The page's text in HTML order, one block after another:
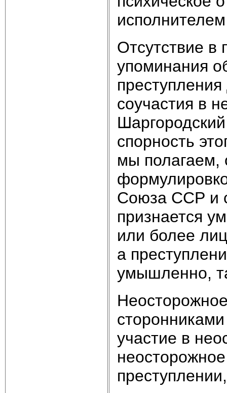
Отсутствие в
упоминания
соучастия в
спорность
мы полагаем,
Союза ССР и
признается
или более
а
умышленно,
участие в